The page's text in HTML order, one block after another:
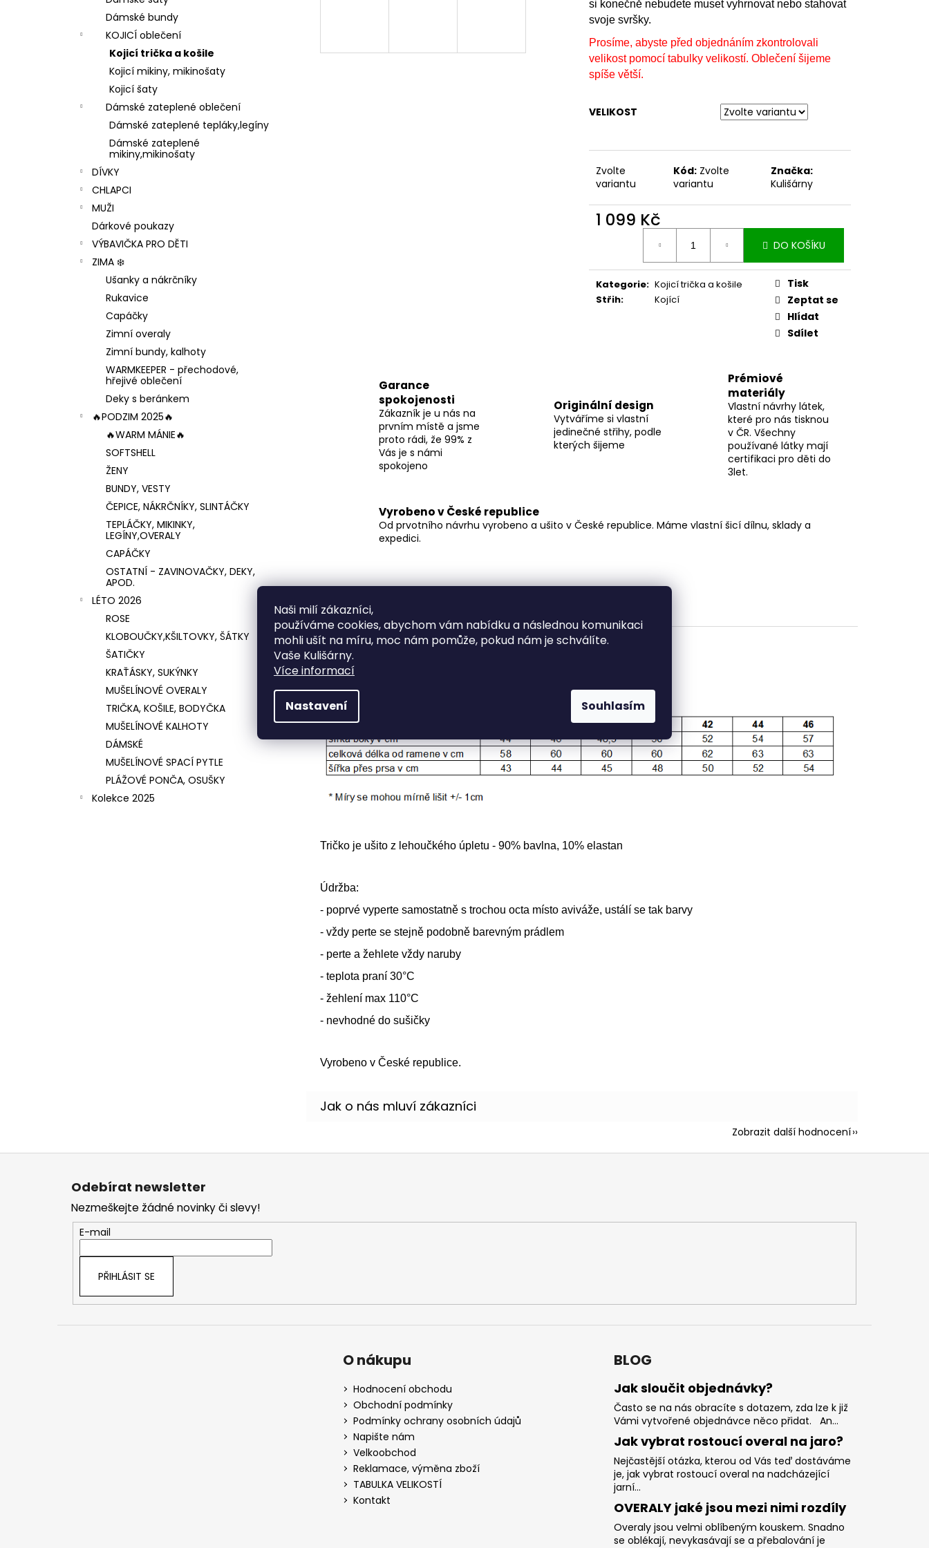
Naši milí zákazníci,
používáme cookies, abychom vám nabídku a následnou komunikaci
mohli ušít na míru, moc nám pomůže, pokud nám je schválíte.
Vaše Kulišárny.
Více informací
Nastavení Souhlasím
Dámské bundy
KOJICÍ oblečení
Kojicí trička a košile
Kojicí mikiny, mikinošaty
Kojicí šaty
Dámské zateplené oblečení
Dámské zateplené tepláky,legíny
Dámské zateplené
mikiny,mikinošaty
DÍVKY
CHLAPCI
MUŽI
Dárkové poukazy
VÝBAVIČKA PRO DĚTI
ZIMA ❄️
Ušanky a nákrčníky
Rukavice
Capáčky
Zimní overaly
Zimní bundy, kalhoty
WARMKEEPER - přechodové,
hřejivé oblečení
Deky s beránkem
🔥PODZIM 2025🔥
🔥WARM MÁNIE🔥
SOFTSHELL
ŽENY
BUNDY, VESTY
ČEPICE, NÁKRČNÍKY, SLINTÁČKY
TEPLÁČKY, MIKINKY,
LEGÍNY,OVERALY
CAPÁČKY
OSTATNÍ - ZAVINOVAČKY, DEKY,
APOD.
LÉTO 2026
ROSE
KLOBOUČKY,KŠILTOVKY, ŠÁTKY
ŠATIČKY
KRAŤÁSKY, SUKÝNKY
MUŠELÍNOVÉ OVERALY
TRIČKA, KOŠILE, BODYČKA
MUŠELÍNOVÉ KALHOTY
DÁMSKÉ
MUŠELÍNOVÉ SPACÍ PYTLE
PLÁŽOVÉ PONČA, OSUŠKY
Kolekce 2025
si konečně nebudete muset vyhrnovat nebo stahovat
svoje svršky.
Prosíme, abyste před objednáním zkontrolovali
velikost pomocí tabulky velikostí. Oblečení šijeme
spíše větší.
VELIKOST
Zvolte
variantu
Kód: Zvolte
variantu
Značka:
Kulišárny
1 099 Kč
DO KOŠÍKU
Kategorie: Kojicí trička a košile
Střih: Kojící
Tisk
Zeptat se
Hlídat
Sdílet
Garance
spokojenosti
Zákazník je u nás na
prvním místě a jsme
proto rádi, že 99% z
Vás je s námi
spokojeno
Originální design
Vytváříme si vlastní
jedinečné střihy, podle
kterých šijeme
Prémiové
materiály
Vlastní návrhy látek,
které pro nás tisknou
v ČR. Všechny
používané látky mají
certifikaci pro děti do
3let.
Vyrobeno v České republice
Od prvotního návrhu vyrobeno a ušito v České republice. Máme vlastní šicí dílnu, sklady a
expedici.
Popis
Lehounké dámské tričko s rafinovaným střihem.
Tričko je ušito z lehoučkého úpletu - 90% bavlna, 10% elastan
Údržba:
- poprvé vyperte samostatně s trochou octa místo aviváže, ustálí se tak barvy
- vždy perte se stejně podobně barevným prádlem
- perte a žehlete vždy naruby
- teplota praní 30°C
- žehlení max 110°C
- nevhodné do sušičky
Vyrobeno v České republice.
Zobrazit další hodnocení
1 199 Kč
Odebírat newsletter
Nezmeškejte žádné novinky či slevy!
E-mail
PŘIHLÁSIT SE
O nákupu
Hodnocení obchodu
Obchodní podmínky
Podmínky ochrany osobních údajů
Napište nám
Velkoobchod
Reklamace, výměna zboží
TABULKA VELIKOSTÍ
Kontakt
BLOG
Jak sloučit objednávky?
Často se na nás obracíte s dotazem, zda lze k již
Vámi vytvořené objednávce něco přidat. An...
Jak vybrat rostoucí overal na jaro?
Nejčastější otázka, kterou od Vás teď dostáváme
je, jak vybrat rostoucí overal na nadcházející
jarní...
OVERALY jaké jsou mezi nimi rozdíly
Overaly jsou velmi oblíbeným kouskem. Snadno
se oblékají, nevykasávají se a přebalování je